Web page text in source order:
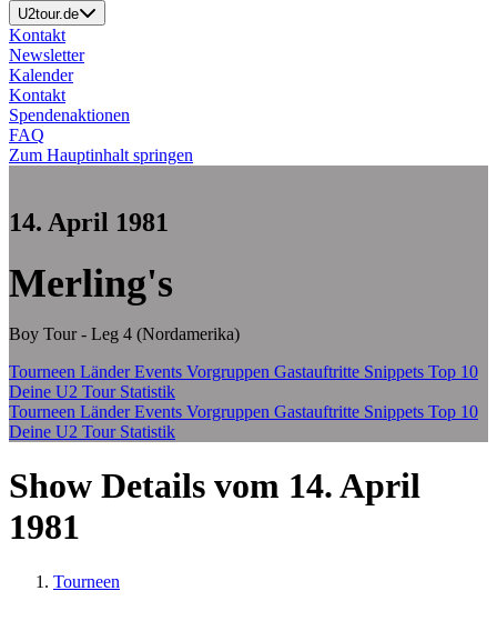
U2tour.de
Kontakt
Newsletter
Kalender
Kontakt
Spendenaktionen
FAQ
Zum Hauptinhalt springen
14. April 1981
Merling's
Boy Tour - Leg 4 (Nordamerika)
Tourneen LänderEvents Vorgruppen Gastauftritte Snippets Top 10
Deine U2 Tour Statistik
Tourneen LänderEvents Vorgruppen Gastauftritte Snippets Top 10
Deine U2 Tour Statistik
Show Details vom 14. April
1981
Tourneen